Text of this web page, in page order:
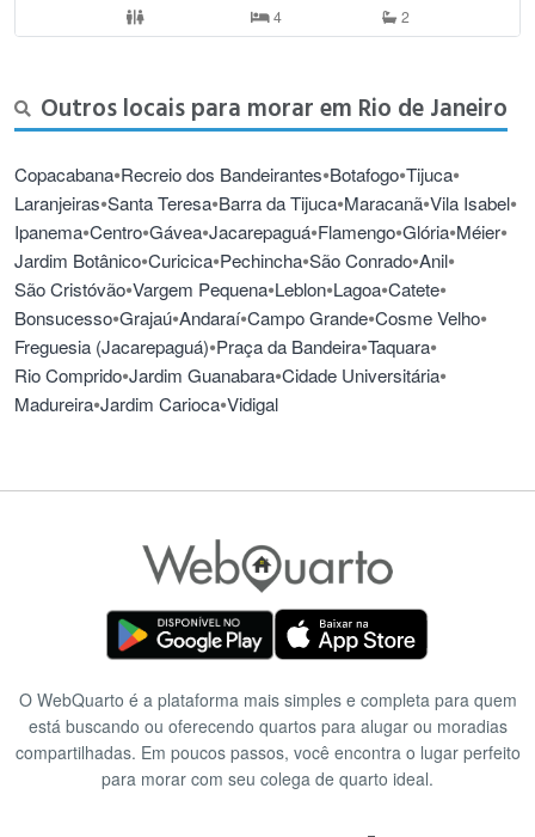
4 2
Outros locais para morar em Rio de Janeiro
Copacabana•Recreio dos Bandeirantes•Botafogo•Tijuca•
Laranjeiras•Santa Teresa•Barra da Tijuca•Maracanã•Vila Isabel•
Ipanema•Centro•Gávea•Jacarepaguá•Flamengo•Glória•Méier•
Jardim Botânico•Curicica•Pechincha•São Conrado•Anil•
São Cristóvão•Vargem Pequena•Leblon•Lagoa•Catete•
Bonsucesso•Grajaú•Andaraí•Campo Grande•Cosme Velho•
Freguesia (Jacarepaguá)•Praça da Bandeira•Taquara•
Rio Comprido•Jardim Guanabara•Cidade Universitária•
Madureira•Jardim Carioca•Vidigal
O WebQuarto é a plataforma mais simples e completa para quem
está buscando ou oferecendo quartos para alugar ou moradias
compartilhadas. Em poucos passos, você encontra o lugar perfeito
para morar com seu colega de quarto ideal.